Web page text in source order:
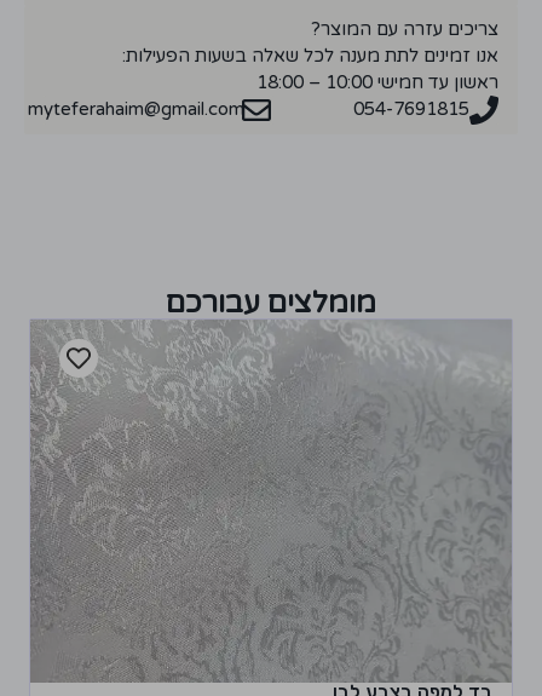
צריכים עזרה עם המוצר?
אנו זמינים לתת מענה לכל שאלה בשעות הפעילות:
ראשון עד חמישי 10:00 – 18:00
054-7691815
myteferahaim@gmail.com
מומלצים עבורכם